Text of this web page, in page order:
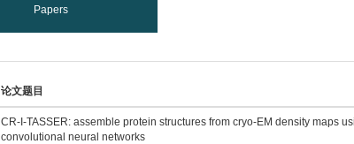
Papers
论文题目
CR-I-TASSER: assemble protein structures from cryo-EM density maps
convolutional neural networks